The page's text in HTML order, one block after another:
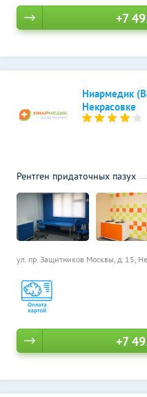
+7
Ниармедик
Некрасовке
ул. пр. Защитников Москвы, д. 15,
Рентген придаточных пазух
+7